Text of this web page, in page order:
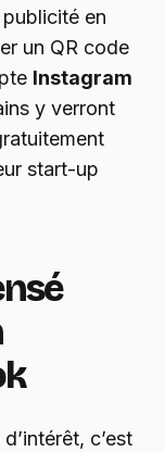
en
un QR code
Instagram
y verront
start-up
c’est